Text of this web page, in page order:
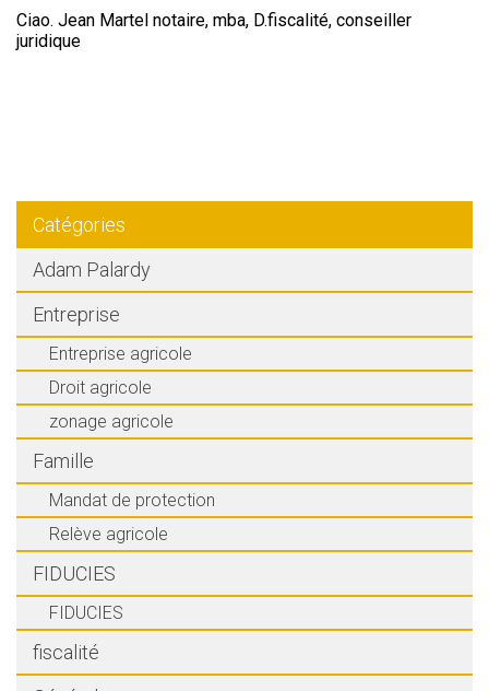
Ciao. Jean Martel notaire, mba, D.fiscalité, conseiller
juridique
Catégories
Adam Palardy
Entreprise
Entreprise agricole
Droit agricole
zonage agricole
Famille
Mandat de protection
Relève agricole
FIDUCIES
FIDUCIES
fiscalité